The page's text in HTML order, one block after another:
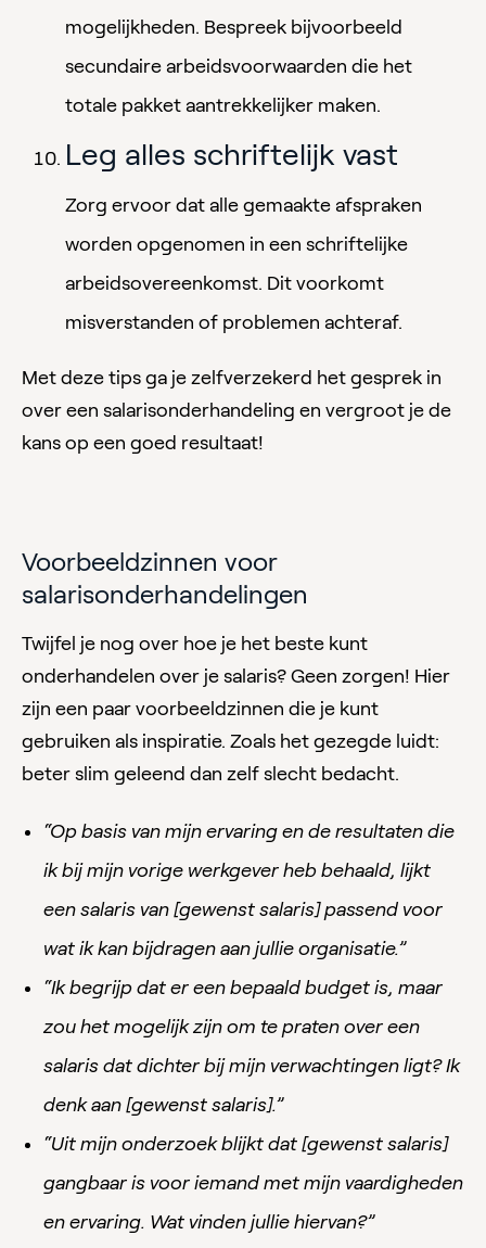
mogelijkheden. Bespreek bijvoorbeeld
secundaire arbeidsvoorwaarden die het
totale pakket aantrekkelijker maken.
Leg alles schriftelijk vast
Zorg ervoor dat alle gemaakte afspraken
worden opgenomen in een schriftelijke
arbeidsovereenkomst. Dit voorkomt
misverstanden of problemen achteraf.
Met deze tips ga je zelfverzekerd het gesprek in
over een salarisonderhandeling en vergroot je de
kans op een goed resultaat!
Voorbeeldzinnen voor
salarisonderhandelingen
Twijfel je nog over hoe je het beste kunt
onderhandelen over je salaris? Geen zorgen! Hier
zijn een paar voorbeeldzinnen die je kunt
gebruiken als inspiratie. Zoals het gezegde luidt:
beter slim geleend dan zelf slecht bedacht.
“Op basis van mijn ervaring en de resultaten die
ik bij mijn vorige werkgever heb behaald, lijkt
een salaris van [gewenst salaris] passend voor
wat ik kan bijdragen aan jullie organisatie.”
“Ik begrijp dat er een bepaald budget is, maar
zou het mogelijk zijn om te praten over een
salaris dat dichter bij mijn verwachtingen ligt? Ik
denk aan [gewenst salaris].”
“Uit mijn onderzoek blijkt dat [gewenst salaris]
gangbaar is voor iemand met mijn vaardigheden
en ervaring. Wat vinden jullie hiervan?”